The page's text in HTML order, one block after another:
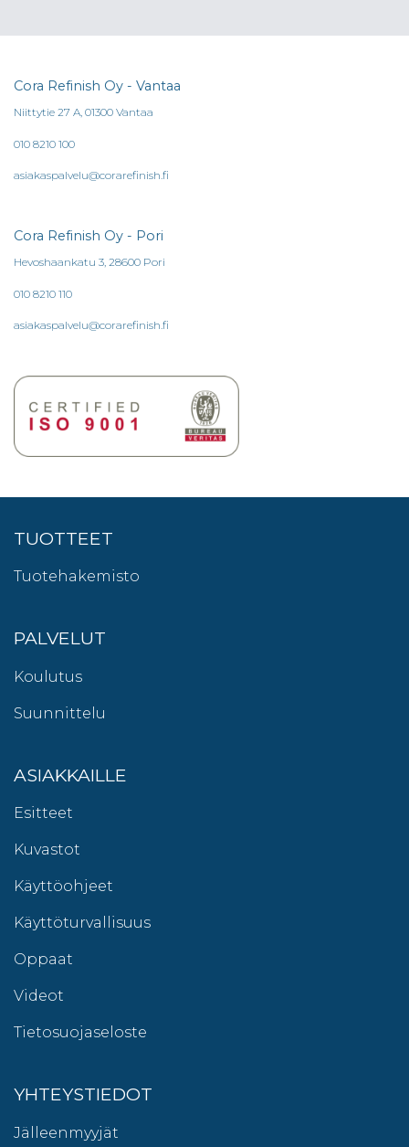
Cora Refinish Oy - Vantaa
Niittytie 27 A, 01300 Vantaa
010 8210 100
asiakaspalvelu@corarefinish.fi
Cora Refinish Oy - Pori
Hevoshaankatu 3, 28600 Pori
010 8210 110
asiakaspalvelu@corarefinish.fi
TUOTTEET
Tuotehakemisto
PALVELUT
Koulutus
Suunnittelu
ASIAKKAILLE
Esitteet
Kuvastot
Käyttöohjeet
Käyttöturvallisuus
Oppaat
Videot
Tietosuojaseloste
YHTEYSTIEDOT
Jälleenmyyjät